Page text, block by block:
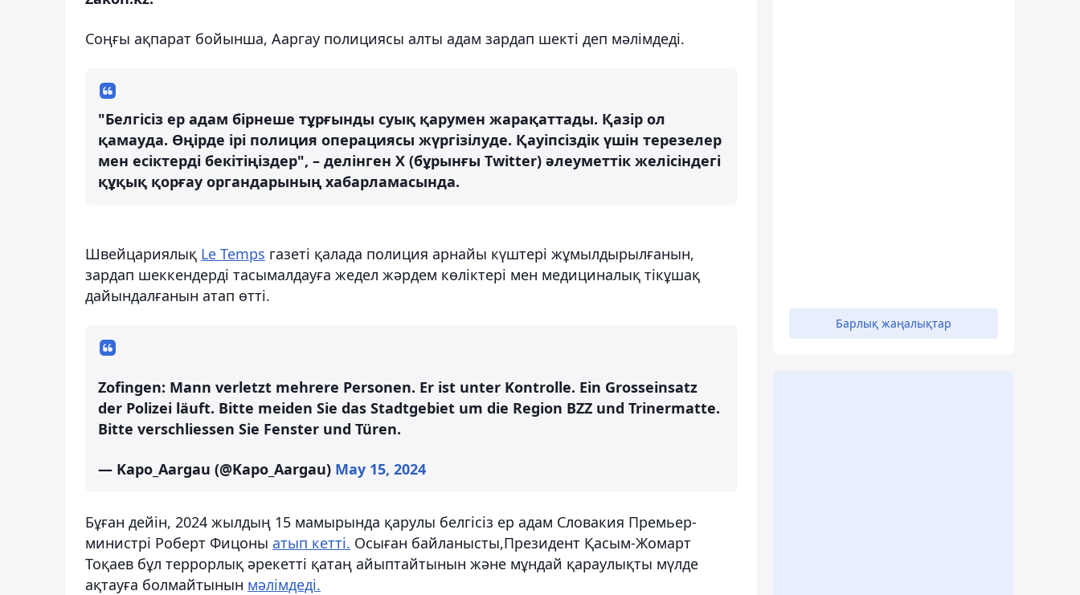
Соңғы ақпарат бойынша, Ааргау полициясы алты адам зардап шекті деп мәлімдеді.
"Белгісіз ер адам бірнеше тұрғынды суық қарумен жарақаттады. Қазір ол
қамауда. Өңірде ірі полиция операциясы жүргізілуде. Қауіпсіздік үшін терезелер
мен есіктерді бекітіңіздер", – делінген X (бұрынғы Twitter) әлеуметтік желісіндегі
құқық қорғау органдарының хабарламасында.
Швейцариялық Le Temps газеті қалада полиция арнайы күштері жұмылдырылғанын,
зардап шеккендерді тасымалдауға жедел жәрдем көліктері мен медициналық тікұшақ
дайындалғанын атап өтті.
Zofingen: Mann verletzt mehrere Personen. Er ist unter Kontrolle. Ein Grosseinsatz
der Polizei läuft. Bitte meiden Sie das Stadtgebiet um die Region BZZ und Trinermatte.
Bitte verschliessen Sie Fenster und Türen.
— Kapo_Aargau (@Kapo_Aargau) May 15, 2024
Бұған дейін, 2024 жылдың 15 мамырында қарулы белгісіз ер адам Словакия Премьер-
министрі Роберт Фицоны атып кетті. Осыған байланысты,Президент Қасым-Жомарт
Тоқаев бұл террорлық әрекетті қатаң айыптайтынын және мұндай қараулықты мүлде
ақтауға болмайтынын мәлімдеді.
Барлық жаңалықтар